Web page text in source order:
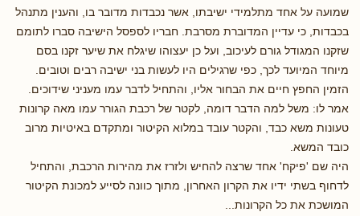
שמועה על אחד מתלמידי ישיבתו, אשר נכבדות מדובר בו, והענין מתנהל
בכבדות, כי עדיין המדוברת מסרבת. חבריו לספסל הישיבה סברו לתומם
שזקנו המגודל גורם לעיכוב, ועל כן יעצוהו שיגלח את שיער זקנו בסם
מיוחד המיועד לכך, כפי שרגילים היו לעשות בני ישיבה רבים וטובים.
הזמין החפץ חיים את הבחור אליו, והתחיל לדבר עמו מעניני שידוכים.
אמר לו: משל למה הדבר דומה, לקטר של רכבת הגורר עמו מאה קרונות
טעונות משא כבד, והקטר עובד במלוא הקיטור ומתקדם באיטיות מרוב
כובד המשא.
היה שם 'פיקח' אחד שרצה להחיש ולזרז את מהירות הרכבת, והתחיל
לדחוף בשתי ידיו את הקרון האחרון, מתוך כוונה לסייע למכונת הקיטור
המושכת את כל הקרונות...